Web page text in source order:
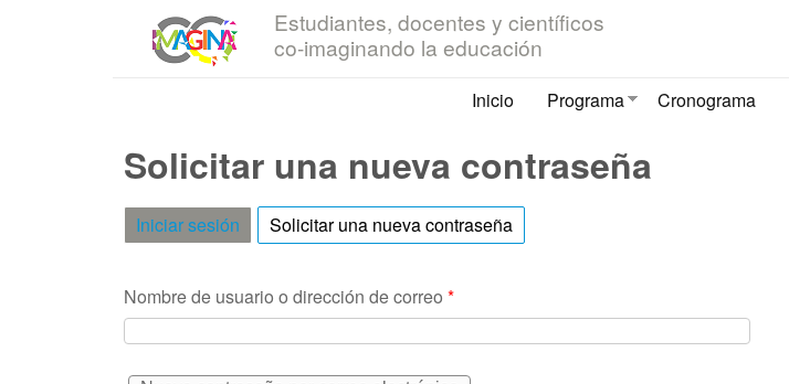
IRICE
Estudiantes, docentes y científicos
co-imaginando la educación
Inicio Programa Cronograma
Solicitar una nueva contraseña
Iniciar sesión Solicitar una nueva contraseña
Nombre de usuario o dirección de correo *